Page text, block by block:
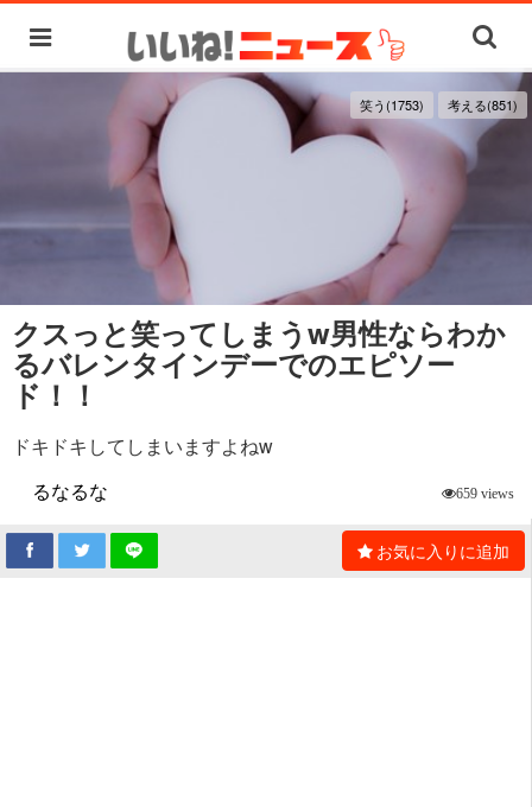
笑う(1753) 考える(851)
クスっと笑ってしまうw男性ならわか
るバレンタインデーでのエピソー
ド！！
ドキドキしてしまいますよねw
るなるな
659 views
お気に入りに追加